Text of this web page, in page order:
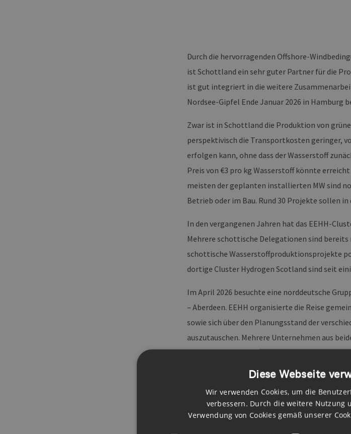
Durch die hervorragenden Offshore-
ist Schottland ein sehr guter Partner für die
ist gut integriert in die weitere
Nordsee-Gipfel Ende Januar 2026 in Hamburg
Zwar ist in Schottland die Produktion von
perspektivisch die Transportkosten geringer,
erfolgen kann, ohne dass der Wasserstoff
Preis von €3 pro kg Wasserstoff könnte
meisten der geplanten installierten MW sind
Betrieb oder im Bau. Rund 30 Projekte sollen
In den vergangenen Jahren hat das EEHH-
Mehrere schottische Delegationen sind
schottische Wasserstoffproduktionsprojekte
dortige Cluster Hydrogen Scotland sind seit
Im April 2026 besuchte eine norddeutsche
– Aberdeen. EEHH organisierte die Reise
sowie sich über den Planungsstand der
auszutauschen. Mehrere Unternehmen aus
Teilnehmer aus der Hamburger
Wasserstoff deckten die gesamte Lieferkette
industriellen Nutzung ab. Zur
Wissenschaftler (Fraunhofer IWES),
Dienstleister wie control-f für die umfassende
Diese Webseite
Wir verwenden Cookies, um die
verbessern. Durch die weitere Nutzung
Verwendung von Cookies gemäß unserer